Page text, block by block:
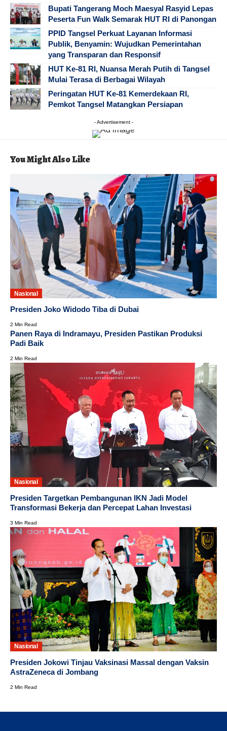
Bupati Tangerang Moch Maesyal Rasyid Lepas
Peserta Fun Walk Semarak HUT RI di Panongan
PPID Tangsel Perkuat Layanan Informasi
Publik, Benyamin: Wujudkan Pemerintahan
yang Transparan dan Responsif
HUT Ke-81 RI, Nuansa Merah Putih di Tangsel
Mulai Terasa di Berbagai Wilayah
Peringatan HUT Ke-81 Kemerdekaan RI,
Pemkot Tangsel Matangkan Persiapan
- Advertisement -
You Might Also Like
Nasional
Presiden Joko Widodo Tiba di Dubai
2 Min Read
Panen Raya di Indramayu, Presiden Pastikan Produksi
Padi Baik
2 Min Read
Nasional
Presiden Targetkan Pembangunan IKN Jadi Model
Transformasi Bekerja dan Percepat Lahan Investasi
3 Min Read
Nasional
Presiden Jokowi Tinjau Vaksinasi Massal dengan Vaksin
AstraZeneca di Jombang
2 Min Read